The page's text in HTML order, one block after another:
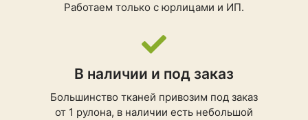
Работаем только с юрлицами и ИП.
В наличии и под заказ
Большинство тканей привозим под заказ
от 1 рулона, в наличии есть небольшой